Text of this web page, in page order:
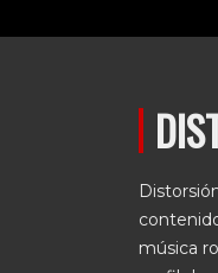
música